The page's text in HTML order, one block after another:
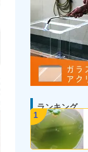
ランキング
1